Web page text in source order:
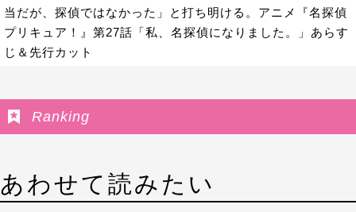
当だが、探偵ではなかった」と打ち明ける。アニメ『名探偵
プリキュア！』第27話「私、名探偵になりました。」あらす
じ＆先行カット
Ranking
あわせて読みたい